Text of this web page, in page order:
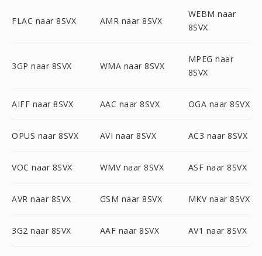
FLAC naar 8SVX AMR naar 8SVX
WEBM naar
8SVX
3GP naar 8SVX WMA naar 8SVX
MPEG naar
8SVX
AIFF naar 8SVX AAC naar 8SVX OGA naar 8SVX
OPUS naar 8SVX AVI naar 8SVX AC3 naar 8SVX
VOC naar 8SVX WMV naar 8SVX ASF naar 8SVX
AVR naar 8SVX GSM naar 8SVX MKV naar 8SVX
3G2 naar 8SVX AAF naar 8SVX AV1 naar 8SVX